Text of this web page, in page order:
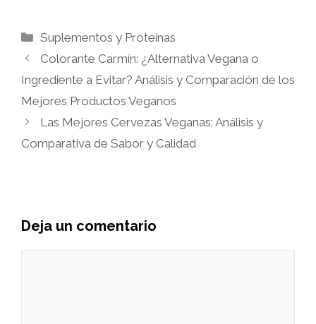
Categorías
Suplementos y Proteínas
Colorante Carmín: ¿Alternativa Vegana o
Ingrediente a Evitar? Análisis y Comparación de los
Mejores Productos Veganos
Las Mejores Cervezas Veganas: Análisis y
Comparativa de Sabor y Calidad
Deja un comentario